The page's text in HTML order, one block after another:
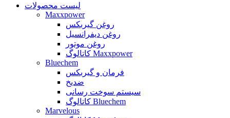
لیست محصولات
Maxxpower
روغن گیربکس
روغن دیفرانسیل
روغن موتور
کاتالوگ Maxxpower
Bluechem
فرمان و گیربکس
ضدیخ
سیستم سوخت رسانی
کاتالوگ Bluechem
Marvelous